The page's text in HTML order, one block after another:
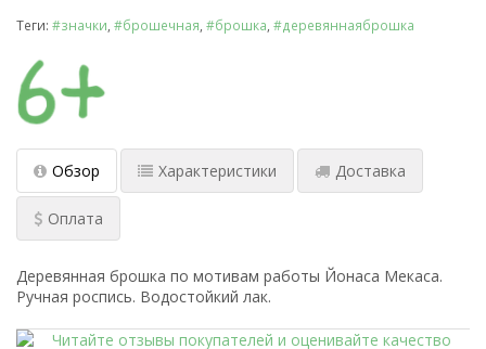
Теги: #значки #брошечная #брошка #деревяннаяброшка
Обзор Характеристики Доставка
Оплата
Деревянная брошка по мотивам работы Йонаса Мекаса.
Ручная роспись. Водостойкий лак.